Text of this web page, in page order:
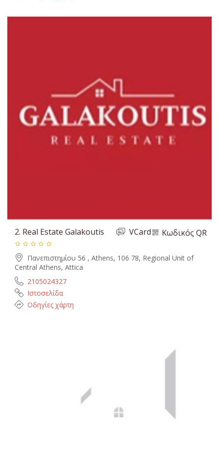
2. Real Estate Galakoutis Κωδικός QR
VCard
Πανεπιστημίου 56 , Athens, 106 78, Regional Unit of
Central Athens, Attica
2105024327
Ιστοσελίδα
Οδηγίες χάρτη